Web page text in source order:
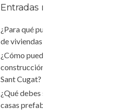
Entradas recientes
¿Para qué puede servir la reforma
de viviendas en Terrassa?
¿Cómo puede ayudarte una empresa de
construcción de casas prefabricadas en
Sant Cugat?
¿Qué debes saber antes de comprar tus
casas prefabricadas en Sabadell?